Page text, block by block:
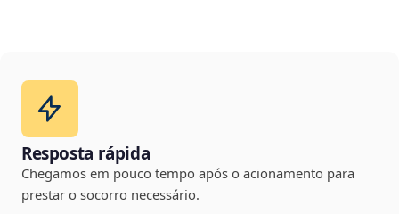
Resposta rápida
Chegamos em pouco tempo após o acionamento para
prestar o socorro necessário.